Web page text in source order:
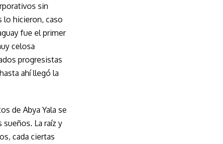
sin
lo hicieron, caso
fue el primer
celosa
progresistas
ahí llegó la
de Abya Yala se
La raíz y
cada ciertas